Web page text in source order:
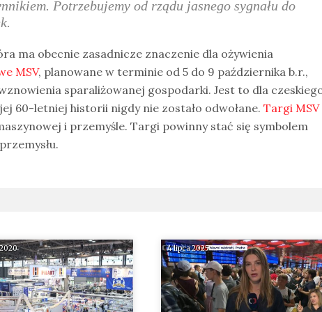
Potrzebujemy od rządu jasnego sygnału do
ma obecnie zasadnicze znaczenie dla ożywienia
MSV, planowane w terminie od 5 do 9 października b.r.,
sparaliżowanej gospodarki. Jest to dla
60-letniej historii nigdy nie zostało odwołane. Targi MSV
i przemyśle. Targi powinny stać się symbolem
4 lipca 2025